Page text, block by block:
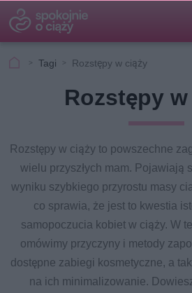
Tagi Rozstępy w ciąży
Rozstępy
Rozstępy w ciąży to powszechne
wielu przyszłych mam. Pojawiają
wyniku szybkiego przyrostu masy
co sprawia, że jest to kwestia
samopoczucia kobiet w ciąży. W
omówimy przyczyny i metody
dostępne zabiegi kosmetyczne, a
na ich minimalizowanie.